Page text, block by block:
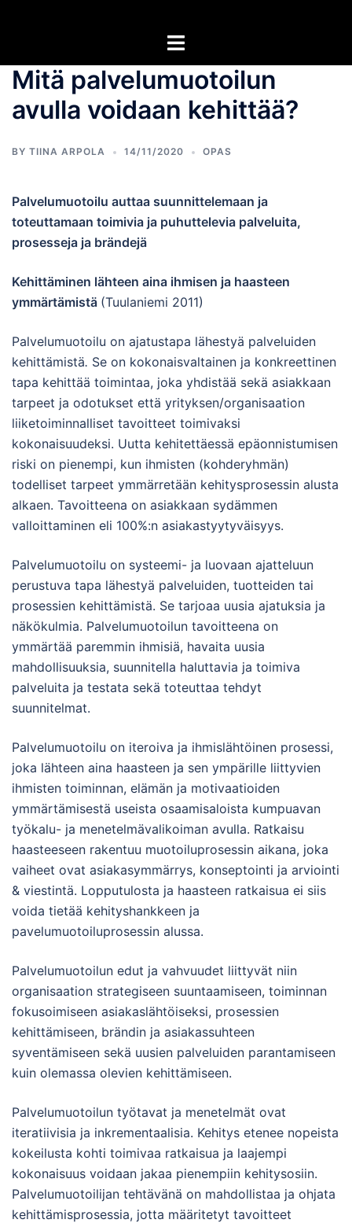
Toggle
Mitä palvelumuotoilun
avulla voidaan kehittää?
BY TIINA ARPOLA 14/11/2020 OPAS
Palvelumuotoilu auttaa suunnittelemaan ja
toteuttamaan toimivia ja puhuttelevia palveluita,
prosesseja ja brändejä
Kehittäminen lähteen aina ihmisen ja haasteen
ymmärtämistä (Tuulaniemi 2011)
Palvelumuotoilu on ajatustapa lähestyä palveluiden
kehittämistä. Se on kokonaisvaltainen ja konkreettinen
tapa kehittää toimintaa, joka yhdistää sekä asiakkaan
tarpeet ja odotukset että yrityksen/organisaation
liiketoiminnalliset tavoitteet toimivaksi
kokonaisuudeksi. Uutta kehitettäessä epäonnistumisen
riski on pienempi, kun ihmisten (kohderyhmän)
todelliset tarpeet ymmärretään kehitysprosessin alusta
alkaen. Tavoitteena on asiakkaan sydämmen
valloittaminen eli 100%:n asiakastyytyväisyys.
Palvelumuotoilu on systeemi- ja luovaan ajatteluun
perustuva tapa lähestyä palveluiden, tuotteiden tai
prosessien kehittämistä. Se tarjoaa uusia ajatuksia ja
näkökulmia. Palvelumuotoilun tavoitteena on
ymmärtää paremmin ihmisiä, havaita uusia
mahdollisuuksia, suunnitella haluttavia ja toimiva
palveluita ja testata sekä toteuttaa tehdyt
suunnitelmat.
Palvelumuotoilu on iteroiva ja ihmislähtöinen prosessi,
joka lähteen aina haasteen ja sen ympärille liittyvien
ihmisten toiminnan, elämän ja motivaatioiden
ymmärtämisestä useista osaamisaloista kumpuavan
työkalu- ja menetelmävalikoiman avulla. Ratkaisu
haasteeseen rakentuu muotoiluprosessin aikana, joka
vaiheet ovat asiakasymmärrys, konseptointi ja arviointi
& viestintä. Lopputulosta ja haasteen ratkaisua ei siis
voida tietää kehityshankkeen ja
pavelumuotoiluprosessin alussa.
Palvelumuotoilun edut ja vahvuudet liittyvät niin
organisaation strategiseen suuntaamiseen, toiminnan
fokusoimiseen asiakaslähtöiseksi, prosessien
kehittämiseen, brändin ja asiakassuhteen
syventämiseen sekä uusien palveluiden parantamiseen
kuin olemassa olevien kehittämiseen.
Palvelumuotoilun työtavat ja menetelmät ovat
iteratiivisia ja inkrementaalisia. Kehitys etenee nopeista
kokeilusta kohti toimivaa ratkaisua ja laajempi
kokonaisuus voidaan jakaa pienempiin kehitysosiin.
Palvelumuotoilijan tehtävänä on mahdollistaa ja ohjata
kehittämisprosessia, jotta määritetyt tavoitteet